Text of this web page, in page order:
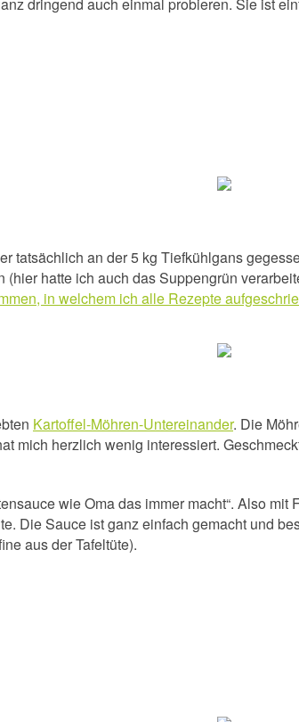
tatsächlich an der 5 kg Tiefkühlgans
hatte ich auch das Suppengrün
in welchem ich alle Rezepte
Kartoffel-Möhren-Untereinander. Die
mich herzlich wenig interessiert.
wie Oma das immer macht“. Also
Die Sauce ist ganz einfach gemacht und
aus der Tafeltüte).